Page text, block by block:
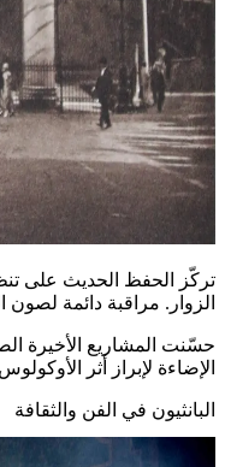
تركّز الحفظ الحديث على
الزوار. مراقبة دائمة لصون
حسّنت المشاريع الأخيرة
الإضاءة لإبراز أثر
البانثيون في الفن والثقافة